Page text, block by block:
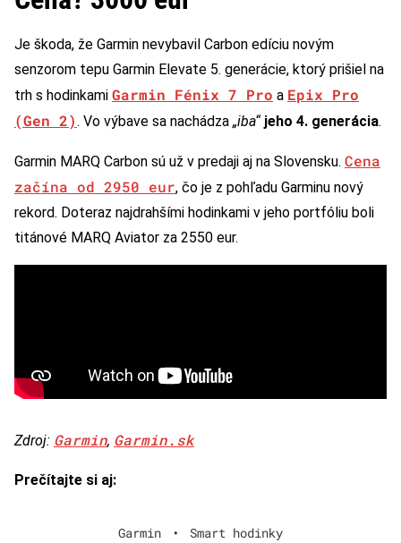
Je škoda, že Garmin nevybavil Carbon edíciu novým
senzorom tepu Garmin Elevate 5. generácie, ktorý prišiel na
trh s hodinkami Garmin Fénix 7 Pro a Epix Pro
(Gen 2). Vo výbave sa nachádza „iba“ jeho 4. generácia.
Garmin MARQ Carbon sú už v predaji aj na Slovensku. Cena
začína od 2950 eur, čo je z pohľadu Garminu nový
rekord. Doteraz najdrahšími hodinkami v jeho portfóliu boli
titánové MARQ Aviator za 2550 eur.
Zdroj: Garmin, Garmin.sk
Prečítajte si aj:
Garmin • Smart hodinky